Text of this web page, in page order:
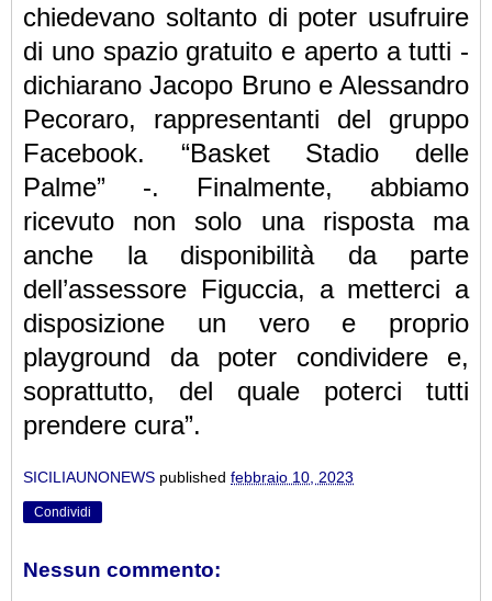
chiedevano soltanto di poter usufruire
di uno spazio gratuito e aperto a tutti -
dichiarano Jacopo Bruno e Alessandro
Pecoraro, rappresentanti del gruppo
Facebook. “Basket Stadio delle
Palme” -. Finalmente, abbiamo
ricevuto non solo una risposta ma
anche la disponibilità da parte
dell’assessore Figuccia, a metterci a
disposizione un vero e proprio
playground da poter condividere e,
soprattutto, del quale poterci tutti
prendere cura”.
SICILIAUNONEWS published febbraio 10, 2023
Condividi
Nessun commento: